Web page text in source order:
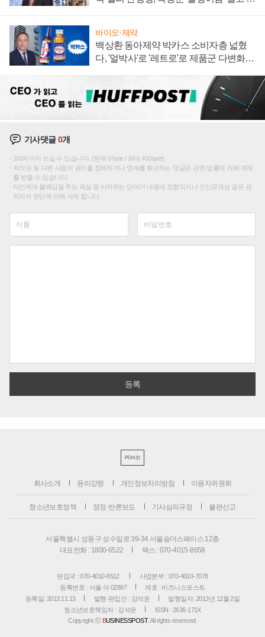
바이오·제약
백상환 동아제약 박카스 소비자층 넓혔
다, '얼박사'로 '레트로'로 제품군 다변화
기사댓글0개
200자까지 쓰실 수 있습니다. (현재 0 byte / 최대 400byte)
저작권 등 다른 사람의 권리를 침해하거나 명예를 훼손하는 댓글은 관련 법률에 의해 제재
를 받을 수 있습니다.
타인에게 불쾌감을 주는 욕설 등 비하하는 단어가 내용에 포함되거나 인신공격성 글은 관
리자의 판단에 의해 삭제 합니다.
PC버전
회사소개 윤리강령 개인정보처리방침 이용자위원회
청소년보호정책 정정·반론보도 기사심의규정 불편신고
서울특별시 성동구 성수일로 39-34 서울숲더스페이스 12층
대표전화 : 1800-6522
팩스 : 070-4015-8658
편집국 : 070-4010-8512
사업본부 : 070-4010-7078
등록번호 : 서울 아 02897
제호 : 비즈니스포스트
등록일: 2013.11.13
발행·편집인 : 강석운
발행일자: 2013년 12월 2일
청소년보호책임자 : 강석운
ISSN : 2636-171X
Copyright ⓒ BUSINESSPOST. All rights reserved.